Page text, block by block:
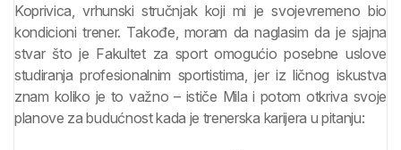
Koprivica, vrhunski stručnjak koji mi je svojevremeno bio
kondicioni trener. Takođe, moram da naglasim da je sjajna
stvar što je Fakultet za sport omogućio posebne uslove
studiranja profesionalnim sportistima, jer iz ličnog iskustva
znam koliko je to važno – ističe Mila i potom otkriva svoje
planove za budućnost kada je trenerska karijera u pitanju: